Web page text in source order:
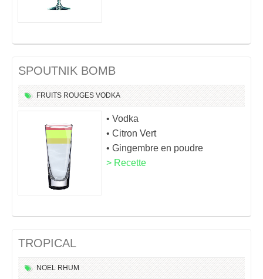
SPOUTNIK BOMB
FRUITS ROUGES VODKA
• Vodka
• Citron Vert
• Gingembre en poudre
> Recette
TROPICAL
NOEL RHUM